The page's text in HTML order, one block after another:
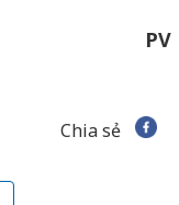
PV
Chia sẻ